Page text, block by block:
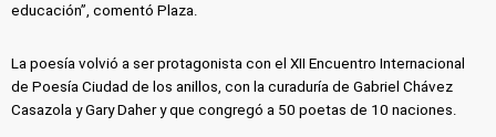
educación”, comentó Plaza.
La poesía volvió a ser protagonista con el XII Encuentro Internacional
de Poesía Ciudad de los anillos, con la curaduría de Gabriel Chávez
Casazola y Gary Daher y que congregó a 50 poetas de 10 naciones.